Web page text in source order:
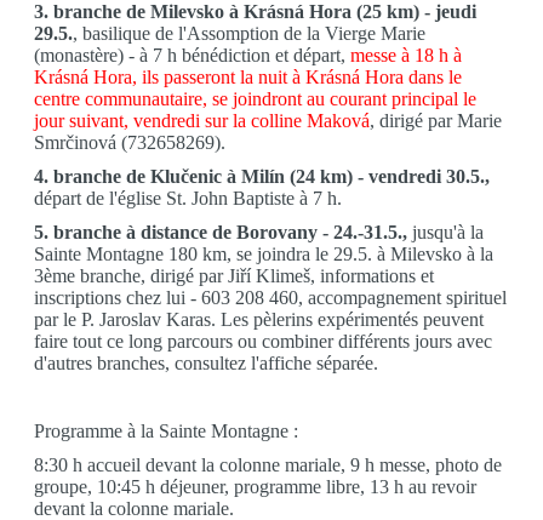
3. branche de Milevsko à Krásná Hora (25 km) - jeudi
29.5., basilique de l'Assomption de la Vierge Marie
(monastère) - à 7 h bénédiction et départ, messe à 18 h à
Krásná Hora, ils passeront la nuit à Krásná Hora dans le
centre communautaire, se joindront au courant principal le
jour suivant, vendredi sur la colline Maková, dirigé par Marie
Smrčinová (732658269).
4. branche de Klučenic à Milín (24 km) - vendredi 30.5.,
départ de l'église St. John Baptiste à 7 h.
5. branche à distance de Borovany - 24.-31.5., jusqu'à la
Sainte Montagne 180 km, se joindra le 29.5. à Milevsko à la
3ème branche, dirigé par Jiří Klimeš, informations et
inscriptions chez lui - 603 208 460, accompagnement spirituel
par le P. Jaroslav Karas. Les pèlerins expérimentés peuvent
faire tout ce long parcours ou combiner différents jours avec
d'autres branches, consultez l'affiche séparée.
Programme à la Sainte Montagne :
8:30 h accueil devant la colonne mariale, 9 h messe, photo de
groupe, 10:45 h déjeuner, programme libre, 13 h au revoir
devant la colonne mariale.